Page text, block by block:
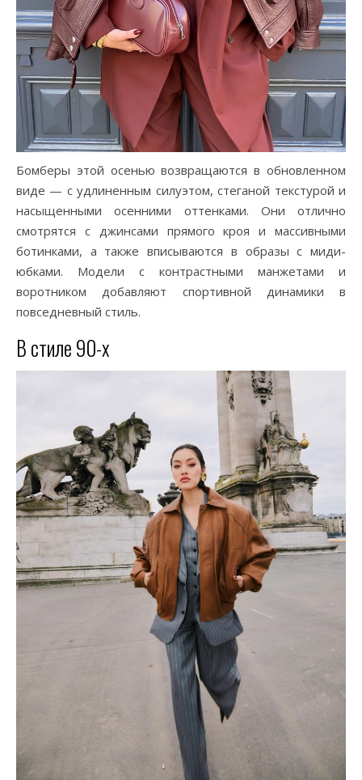
Бомберы этой осенью возвращаются в обновленном
виде — с удлиненным силуэтом, стеганой текстурой и
насыщенными осенними оттенками. Они отлично
смотрятся с джинсами прямого кроя и массивными
ботинками, а также вписываются в образы с миди-
юбками. Модели с контрастными манжетами и
воротником добавляют спортивной динамики в
повседневный стиль.
В стиле 90-х